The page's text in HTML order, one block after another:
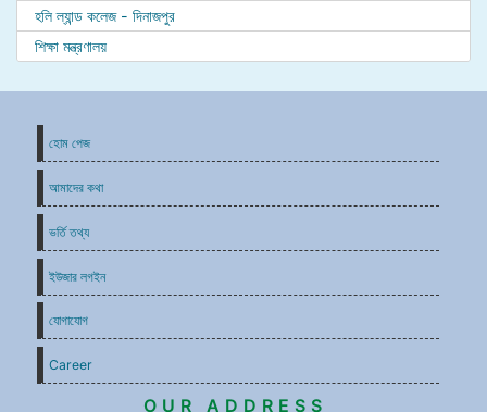
হলি ল্যান্ড কলেজ - দিনাজপুর
শিক্ষা মন্ত্রণালয়
OUR ADDRESS
হোম পেজ
আমাদের কথা
ভর্তি তথ্য
ইউজার লগইন
যোগাযোগ
Career